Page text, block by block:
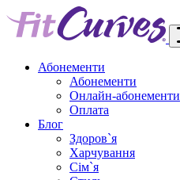
Абонементи
Абонементи
Онлайн-абонементи
Оплата
Блог
Здоров`я
Харчування
Сім`я